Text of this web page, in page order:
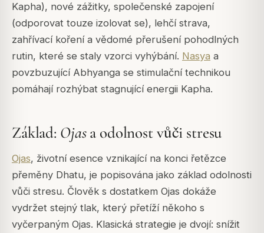
Kapha), nové zážitky, společenské zapojení
(odporovat touze izolovat se), lehčí strava,
zahřívací koření a vědomé přerušení pohodlných
rutin, které se staly vzorci vyhýbání. Nasya a
povzbuzující Abhyanga se stimulační technikou
pomáhají rozhýbat stagnující energii Kapha.
Základ: Ojasa odolnost vůči stresu
Ojas, životní esence vznikající na konci řetězce
přeměny Dhatu, je popisována jako základ odolnosti
vůči stresu. Člověk s dostatkem Ojas dokáže
vydržet stejný tlak, který přetíží někoho s
vyčerpaným Ojas. Klasická strategie je dvojí: snížit